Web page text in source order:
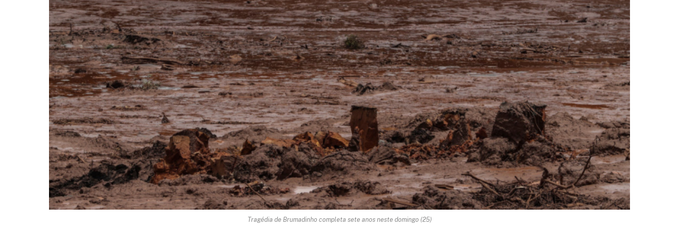
Tragédia de Brumadinho completa sete anos neste domingo (25)